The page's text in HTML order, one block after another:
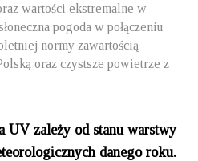
wartości ekstremalne w
pogoda w połączeniu
normy zawartością
oraz czystsze powietrze z
UV zależy od stanu warstwy
danego roku.